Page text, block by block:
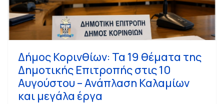
Δήμος Κορινθίων: Τα 19 θέματα της
Δημοτικής Επιτροπής στις 10
Αυγούστου – Ανάπλαση Καλαμίων
και μεγάλα έργα